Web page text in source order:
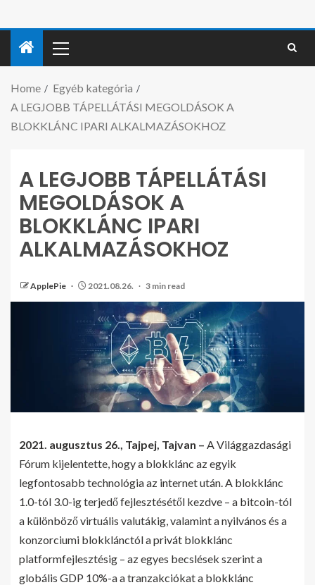
Home
Egyéb kategória
A LEGJOBB TÁPELLÁTÁSI MEGOLDÁSOK A
BLOKKLÁNC IPARI ALKALMAZÁSOKHOZ
A LEGJOBB TÁPELLÁTÁSI
MEGOLDÁSOK A
BLOKKLÁNC IPARI
ALKALMAZÁSOKHOZ
ApplePie 2021.08.26. 3 min read
2021. augusztus 26., Tajpej, Tajvan – A Világgazdasági
Fórum kijelentette, hogy a blokklánc az egyik
legfontosabb technológia az internet után. A blokklánc
1.0-tól 3.0-ig terjedő fejlesztésétől kezdve – a bitcoin-tól
a különböző virtuális valutákig, valamint a nyilvános és a
konzorciumi blokklánctól a privát blokklánc
platformfejlesztésig – az egyes becslések szerint a
globális GDP 10%-a a tranzakciókat a blokklánc